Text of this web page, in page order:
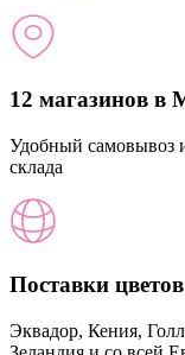
12 магазинов в
Удобный самовывоз
склада
Поставки
Эквадор, Кения,